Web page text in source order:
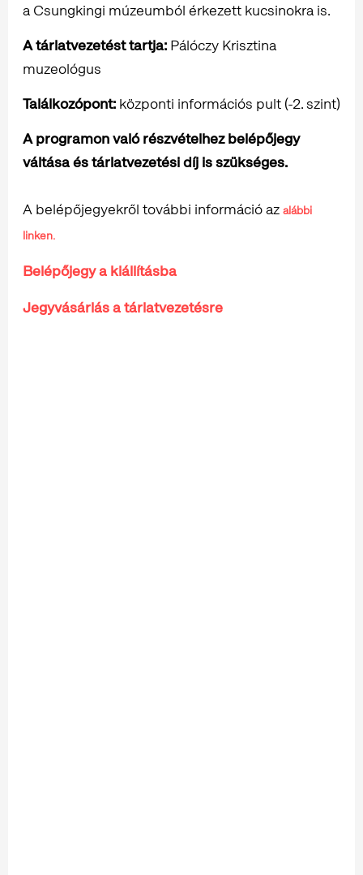
a Csungkingi múzeumból érkezett kucsinokra is.
A tárlatvezetést tartja: Pálóczy Krisztina
muzeológus
Találkozópont: központi információs pult (-2. szint)
A programon való részvételhez belépőjegy
váltása és tárlatvezetési díj is szükséges.
A belépőjegyekről további információ az alábbi
linken.
Belépőjegy a kiállításba
Jegyvásárlás a tárlatvezetésre